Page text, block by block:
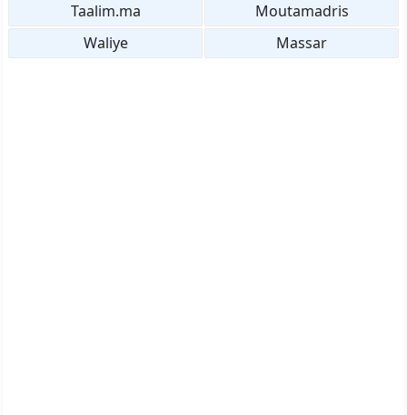
Moutamadris
Taalim.ma
Massar
Waliye